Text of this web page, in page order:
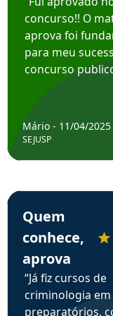
em depoimento
concurso!! O
aprova foi
para meu
concurso
Mário - 11/04/2025
SEJUSP
Estudante Henrique
Quem
conhece,
aprova
“Já fiz cursos de
criminologia em
preparatórios,